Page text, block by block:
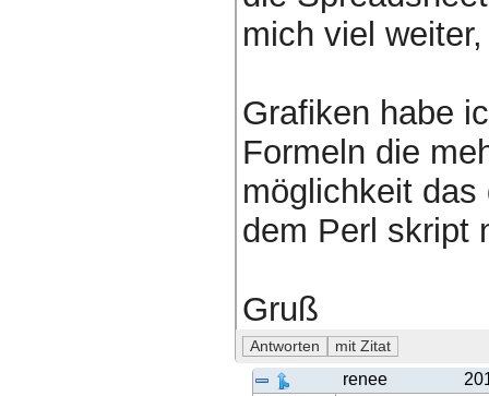
mich viel
Grafiken habe
Formeln die
möglichkeit
dem Perl skript
Gruß
renee